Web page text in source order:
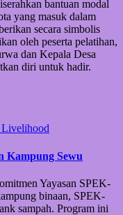
bantuan modal
yang masuk dalam
secara simbolis
oleh peserta pelatihan,
dan Kepala Desa
diri untuk hadir.
Livelihood
Kampung Sewu
Yayasan SPEK-
binaan, SPEK-
sampah. Program ini